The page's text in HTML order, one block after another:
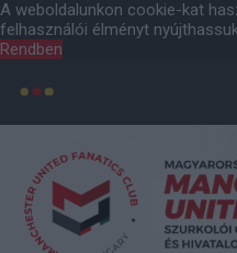
A weboldalunkon cookie-kat
felhasználói élményt
Rendben